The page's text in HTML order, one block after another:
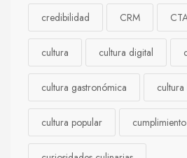
credibilidad CRM
cultura cultura digital
cultura gastronómica
cultura popular